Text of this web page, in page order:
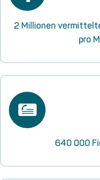
2 Millionen
pro
640 000